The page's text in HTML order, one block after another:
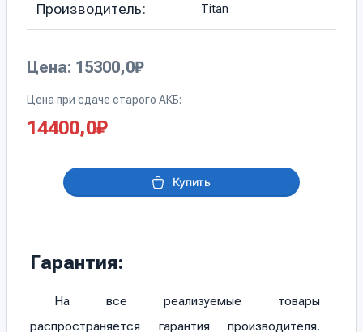
Производитель: Titan
Цена: 15300,0₽
Цена при сдаче старого АКБ:
14400,0₽
Купить
Гарантия:
На все реализуемые товары
распространяется гарантия производителя.